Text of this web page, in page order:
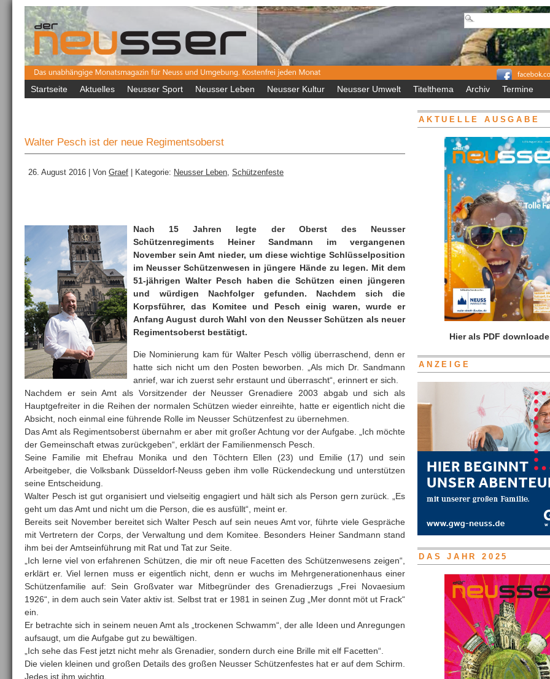
Startseite Aktuelles Neusser Sport Neusser Leben Neusser Kultur Neusser Umwelt Titelthema Archiv Termine
Walter Pesch ist der neue Regimentsoberst
26. August 2016 | Von Graef | Kategorie: Neusser Leben, Schützenfeste
Nach 15 Jahren legte der Oberst des Neusser
Schützenregiments Heiner Sandmann im vergangenen
November sein Amt nieder, um diese wichtige Schlüsselposition
im Neusser Schützenwesen in jüngere Hände zu legen. Mit dem
51-jährigen Walter Pesch haben die Schützen einen jüngeren
und würdigen Nachfolger gefunden. Nachdem sich die
Korpsführer, das Komitee und Pesch einig waren, wurde er
Anfang August durch Wahl von den Neusser Schützen als neuer
Regimentsoberst bestätigt.
Die Nominierung kam für Walter Pesch völlig überraschend, denn er
hatte sich nicht um den Posten beworben. „Als mich Dr. Sandmann
anrief, war ich zuerst sehr erstaunt und überrascht“, erinnert er sich.
Nachdem er sein Amt als Vorsitzender der Neusser Grenadiere 2003 abgab und sich als
Hauptgefreiter in die Reihen der normalen Schützen wieder einreihte, hatte er eigentlich nicht die
Absicht, noch einmal eine führende Rolle im Neusser Schützenfest zu übernehmen.
Das Amt als Regimentsoberst übernahm er aber mit großer Achtung vor der Aufgabe. „Ich möchte
der Gemeinschaft etwas zurückgeben“, erklärt der Familienmensch Pesch.
Seine Familie mit Ehefrau Monika und den Töchtern Ellen (23) und Emilie (17) und sein
Arbeitgeber, die Volksbank Düsseldorf-Neuss geben ihm volle Rückendeckung und unterstützen
seine Entscheidung.
Walter Pesch ist gut organisiert und vielseitig engagiert und hält sich als Person gern zurück. „Es
geht um das Amt und nicht um die Person, die es ausfüllt“, meint er.
Bereits seit November bereitet sich Walter Pesch auf sein neues Amt vor, führte viele Gespräche
mit Vertretern der Corps, der Verwaltung und dem Komitee. Besonders Heiner Sandmann stand
ihm bei der Amtseinführung mit Rat und Tat zur Seite.
„Ich lerne viel von erfahrenen Schützen, die mir oft neue Facetten des Schützenwesens zeigen“,
erklärt er. Viel lernen muss er eigentlich nicht, denn er wuchs im Mehrgenerationenhaus einer
Schützenfamilie auf: Sein Großvater war Mitbegründer des Grenadierzugs „Frei Novaesium
1926“, in dem auch sein Vater aktiv ist. Selbst trat er 1981 in seinen Zug „Mer donnt möt ut Frack“
ein.
Er betrachte sich in seinem neuen Amt als „trockenen Schwamm“, der alle Ideen und Anregungen
aufsaugt, um die Aufgabe gut zu bewältigen.
„Ich sehe das Fest jetzt nicht mehr als Grenadier, sondern durch eine Brille mit elf Facetten“.
Die vielen kleinen und großen Details des großen Neusser Schützenfestes hat er auf dem Schirm.
Jedes ist ihm wichtig.
AKTUELLE AUSGABE
Hier als PDF
ANZEIGE
DAS JAHR 2025